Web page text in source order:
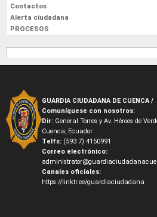
Contactos
Alerta ciudadana
PROCESOS
GUARDIA CIUDADANA DE CUENCA /
Comuníquese con nosotros:
Dir: General Torres y Av. Héroes de
Cuenca, Ecuador
Telfs: (593 7) 4150991
Correo electrónico:
Canales oficiales:
https://linktr.ee/guardiaciudadana